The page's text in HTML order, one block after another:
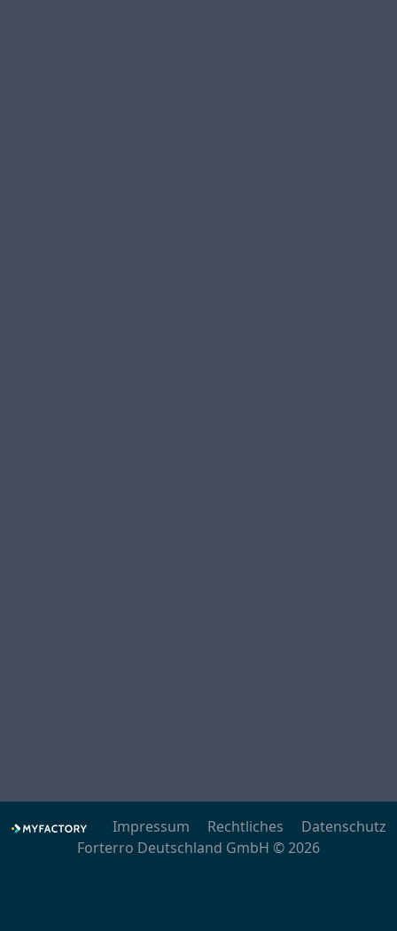
Impressum Rechtliches
Datenschutz
Forterro Deutschland GmbH © 2026